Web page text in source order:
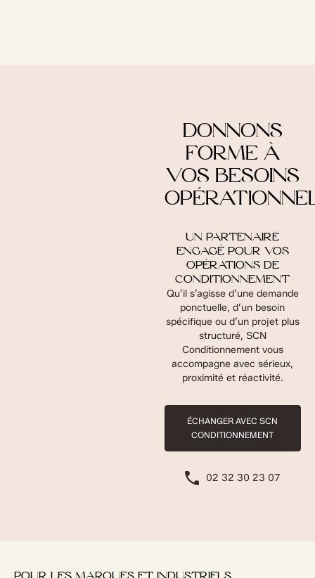
DONNONS
FORME À
VOS BESOINS
UN PARTENAIRE
ENGAGÉ POUR VOS
OPÉRATIONS DE
CONDITIONNEMENT
Qu’il s’agisse d’une demande
ponctuelle, d’un besoin
spécifique ou d’un projet plus
structuré, SCN
Conditionnement vous
accompagne avec sérieux,
proximité et réactivité.
ÉCHANGER AVEC SCN
CONDITIONNEMENT
02 32 30 23 07